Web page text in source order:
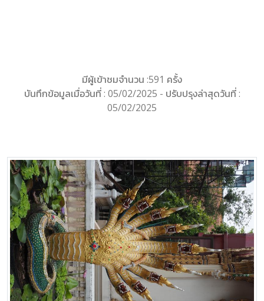
มีผู้เข้าชมจำนวน :591 ครั้ง
บันทึกข้อมูลเมื่อวันที่ : 05/02/2025 - ปรับปรุงล่าสุดวันที่ :
05/02/2025